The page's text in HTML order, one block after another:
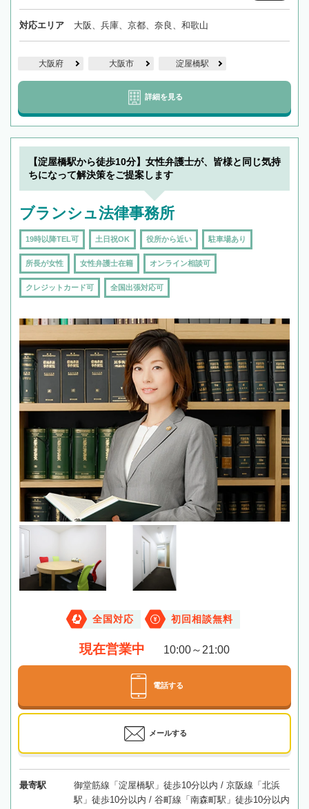
対応エリア 大阪、兵庫、京都、奈良、和歌山
大阪府 大阪市 淀屋橋駅
詳細を見る
【淀屋橋駅から徒歩10分】女性弁護士が、皆様と同じ気持
ちになって解決策をご提案します
ブランシュ法律事務所
19時以降TEL可 土日祝OK 役所から近い 駐車場あり
所長が女性 女性弁護士在籍 オンライン相談可
クレジットカード可 全国出張対応可
全国対応 初回相談無料
現在営業中 10:00～21:00
電話する
メールする
最寄駅
御堂筋線「淀屋橋駅」徒歩10分以内 / 京阪線「北浜
駅」徒歩10分以内 / 谷町線「南森町駅」徒歩10分以内